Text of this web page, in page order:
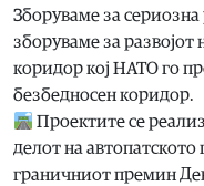
Зборуваме за
зборуваме за
коридор кој НАТО го
безбедносен коридор.
Проектите се
делот на
граничниот премин